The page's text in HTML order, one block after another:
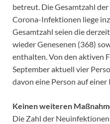
betreut. Die Gesamtzahl
Corona-Infektionen liege
Gesamtzahl seien die
wieder Genesenen (368)
enthalten. Von den aktiven
September aktuell vier
davon eine Person auf
Keinen weiteren
Die Zahl der